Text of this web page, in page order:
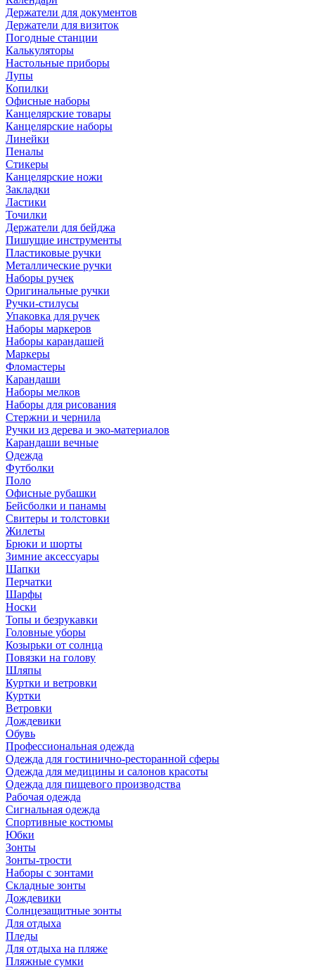
Держатели для документов
Держатели для визиток
Погодные станции
Калькуляторы
Настольные приборы
Лупы
Копилки
Офисные наборы
Канцелярские товары
Канцелярские наборы
Линейки
Пеналы
Стикеры
Канцелярские ножи
Закладки
Ластики
Точилки
Держатели для бейджа
Пишущие инструменты
Пластиковые ручки
Металлические ручки
Наборы ручек
Оригинальные ручки
Ручки-стилусы
Упаковка для ручек
Наборы маркеров
Наборы карандашей
Маркеры
Фломастеры
Карандаши
Наборы мелков
Наборы для рисования
Стержни и чернила
Ручки из дерева и эко-материалов
Карандаши вечные
Одежда
Футболки
Поло
Офисные рубашки
Бейсболки и панамы
Свитеры и толстовки
Жилеты
Брюки и шорты
Зимние аксессуары
Шапки
Перчатки
Шарфы
Носки
Топы и безрукавки
Головные уборы
Козырьки от солнца
Повязки на голову
Шляпы
Куртки и ветровки
Куртки
Ветровки
Дождевики
Обувь
Профессиональная одежда
Одежда для гостинично-ресторанной сферы
Одежда для медицины и салонов красоты
Одежда для пищевого производства
Рабочая одежда
Сигнальная одежда
Спортивные костюмы
Юбки
Зонты
Зонты-трости
Наборы с зонтами
Складные зонты
Дождевики
Солнцезащитные зонты
Для отдыха
Пледы
Для отдыха на пляже
Пляжные сумки